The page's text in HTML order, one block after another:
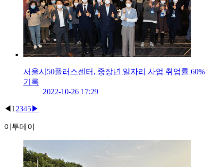
서울시50플러스센터, 중장년 일자리 사업 취업률 60%
기록
2022-10-26 17:29
◀ 1 2345▶
이투데이